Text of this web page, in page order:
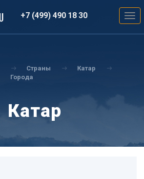
+7 (499) 490 18 30
Страны
Катар
Города
Катар